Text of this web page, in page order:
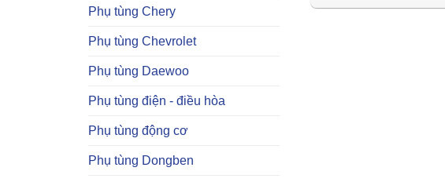
Phụ tùng Chery
Phụ tùng Chevrolet
Phụ tùng Daewoo
Phụ tùng điện - điều hòa
Phụ tùng động cơ
Phụ tùng Dongben